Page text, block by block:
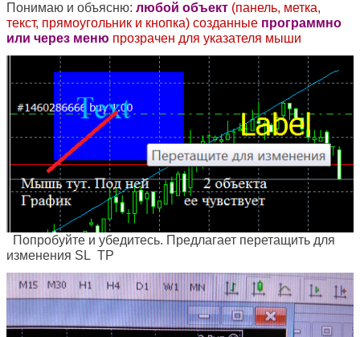
Понимаю и объясню: любой объект (панель, метка,
текст, прямоугольник и кнопка) созданные программно
или через меню прозрачен для указателя мыши
Попробуйте и убедитесь. Предлагает перетащить для
изменения SL TP